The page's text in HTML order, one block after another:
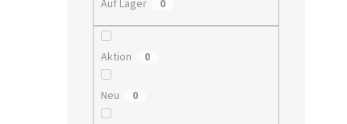
Auf Lager 0
Aktion 0
Neu 0